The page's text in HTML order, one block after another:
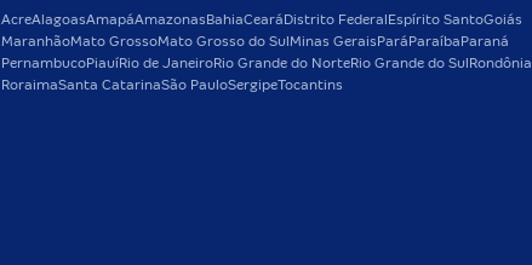
AcreAlagoasAmapáAmazonasBahiaCearáDistrito FederalEspírito SantoGoiás
MaranhãoMato GrossoMato Grosso do SulMinas GeraisParáParaíbaParaná
PernambucoPiauíRio de JaneiroRio Grande do NorteRio Grande do SulRondônia
RoraimaSanta CatarinaSão PauloSergipeTocantins